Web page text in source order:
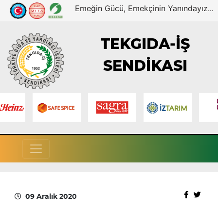
Emeğin Gücü, Emekçinin Yanındayız...
TEKGIDA-İŞ
SENDİKASI
09 Aralık 2020